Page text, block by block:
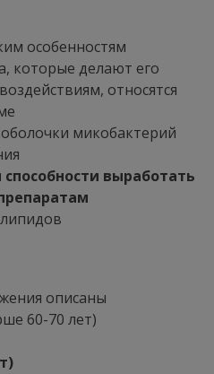
особенностям
которые делают его
относятся
микобактерий
выработать
описаны
60-70 лет)